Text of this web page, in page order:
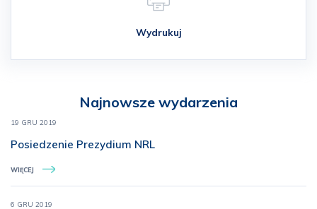
Najnowsze wydarzenia
19 GRU 2019
Posiedzenie Prezydium NRL
WIĘCEJ
6 GRU 2019
Wydrukuj